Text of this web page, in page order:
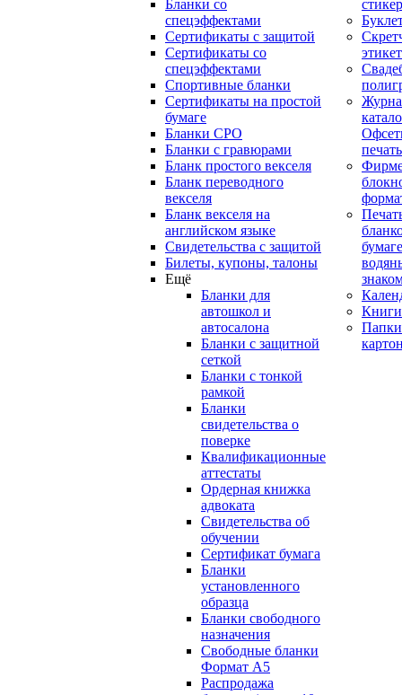
Бланки со
спецэффектами
Сертификаты с защитой
Сертификаты со
спецэффектами
Спортивные бланки
Cертификаты на простой
бумаге
Бланки СРО
Бланки с гравюрами
Бланк простого векселя
Бланк переводного
векселя
Бланк векселя на
английском языке
Свидетельства с защитой
Билеты, купоны, талоны
Ещё
Бланки для
автошкол и
автосалона
Бланки с защитной
сеткой
Бланки с тонкой
рамкой
Бланки
свидетельства о
поверке
Квалификационные
аттестаты
Ордерная книжка
адвоката
Свидетельства об
обучении
Сертификат бумага
Бланки
установленного
образца
Бланки свободного
назначения
Свободные бланки
Формат А5
Распродажа
печать
Книги
Папки